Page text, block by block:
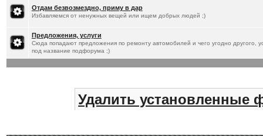
Отдам безвозмездно, приму в дар
Избавляемся от ненужных вещей или ищем добрых людей ;)
Предложения, услуги
Сюда попадают предложения по ремонту автомобилей и чего угодно другого,
под название подфорума ;)
Удалить установленные